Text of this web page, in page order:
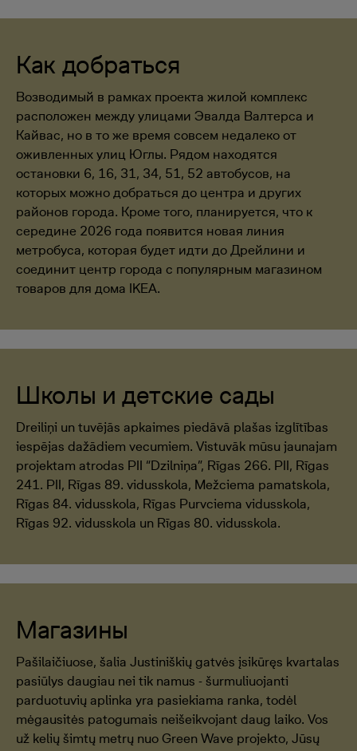
Как добраться
Возводимый в рамках проекта жилой комплекс
расположен между улицами Эвалда Валтерса и
Кайвас, но в то же время совсем недалеко от
оживленных улиц Юглы. Рядом находятся
остановки 6, 16, 31, 34, 51, 52 автобусов, на
которых можно добраться до центра и других
районов города. Кроме того, планируется, что к
середине 2026 года появится новая линия
метробуса, которая будет идти до Дрейлини и
соединит центр города с популярным магазином
товаров для дома IKEA.
Школы и детские сады
Dreiliņi un tuvējās apkaimes piedāvā plašas izglītības
iespējas dažādiem vecumiem. Vistuvāk mūsu jaunajam
projektam atrodas PII “Dzilniņa”, Rīgas 266. PII, Rīgas
241. PII, Rīgas 89. vidusskola, Mežciema pamatskola,
Rīgas 84. vidusskola, Rīgas Purvciema vidusskola,
Rīgas 92. vidusskola un Rīgas 80. vidusskola.
Магазины
Pašilaičiuose, šalia Justiniškių gatvės įsikūręs kvartalas
pasiūlys daugiau nei tik namus - šurmuliuojanti
parduotuvių aplinka yra pasiekiama ranka, todėl
mėgausitės patogumais neišeikvojant daug laiko. Vos
už kelių šimtų metrų nuo Green Wave projekto, Jūsų